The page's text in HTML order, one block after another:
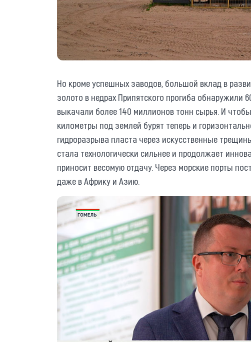
Но кроме успешных заводов, большой вклад в
золото в недрах Припятского прогиба обнаружили
выкачали более 140 миллионов тонн сырья. И
километры под землей бурят теперь и
гидроразрыва пласта через искусственные
стала технологически сильнее и продолжает
приносит весомую отдачу. Через морские порты
даже в Африку и Азию.